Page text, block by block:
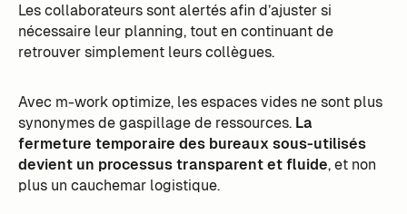
Les collaborateurs sont alertés afin d’ajuster si
nécessaire leur planning, tout en continuant de
retrouver simplement leurs collègues.
Avec m-work optimize, les espaces vides ne sont plus
synonymes de gaspillage de ressources. La
fermeture temporaire des bureaux sous-utilisés
devient un processus transparent et fluide, et non
plus un cauchemar logistique.